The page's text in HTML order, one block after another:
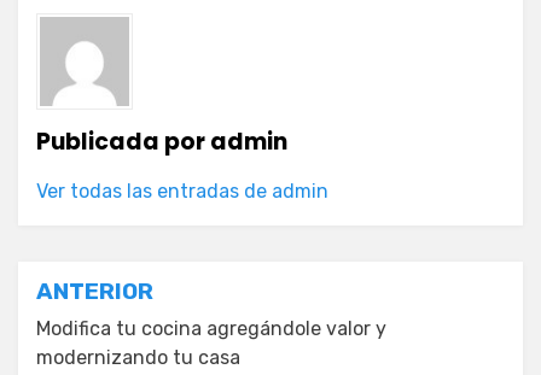
Publicada poradmin
Ver todas las entradas de admin
Navegación
de
ANTERIOR
Modifica tu cocina agregándole valor y
modernizando tu casa